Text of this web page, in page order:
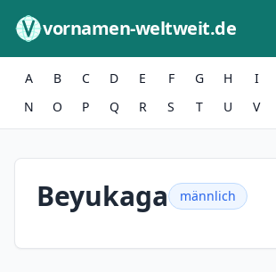
vornamen-weltweit.de
A B C D E F G H I
N
O P Q R S T U V
Beyukaga männlich